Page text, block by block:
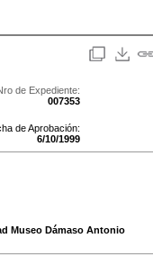
de Expediente:
007353
de Aprobación:
6/10/1999
Museo Dámaso Antonio